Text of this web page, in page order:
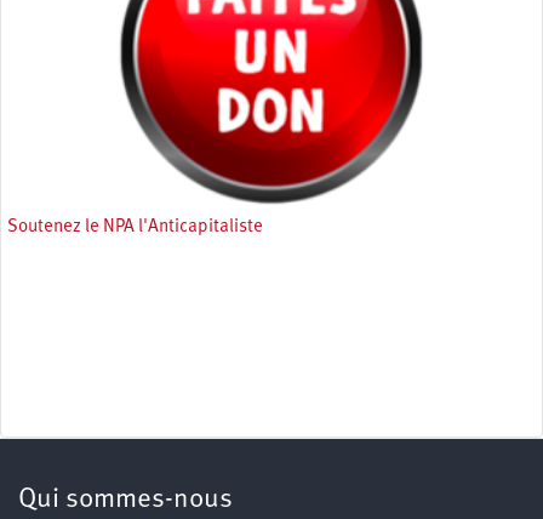
Soutenez le NPA l'Anticapitaliste
Qui sommes-nous